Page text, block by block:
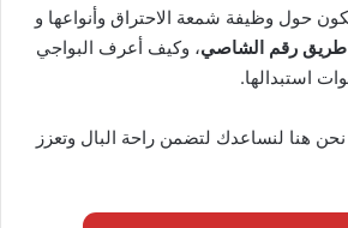
حول وظيفة شمعة الاحتراق وأنواعها و
طريق رقم الشاصي، وكيف أعرف البواجي
استبدالها.
نحن هنا لنساعدك لتضمن راحة البال وتعزز